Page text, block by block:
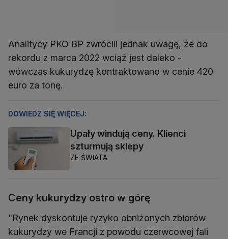
Analitycy PKO BP zwrócili jednak uwagę, że do
rekordu z marca 2022 wciąż jest daleko -
wówczas kukurydzę kontraktowano w cenie 420
euro za tonę.
DOWIEDZ SIĘ WIĘCEJ:
Upały windują ceny. Klienci
szturmują sklepy
ZE ŚWIATA
Ceny kukurydzy ostro w górę
"Rynek dyskontuje ryzyko obniżonych zbiorów
kukurydzy we Francji z powodu czerwcowej fali